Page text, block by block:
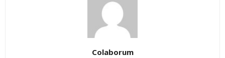
Colaborum